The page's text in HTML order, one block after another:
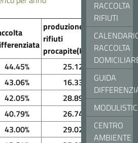
produzione
rifiuti
procapite(Kg/ab)
44.45%
25.12
43.06%
16.33
42.05%
28.89
40.79%
26.74
43.00%
29.02
RACCOLTA
RIFIUTI
RACCOLTA
GUIDA
CENTRO
AMBIENTE